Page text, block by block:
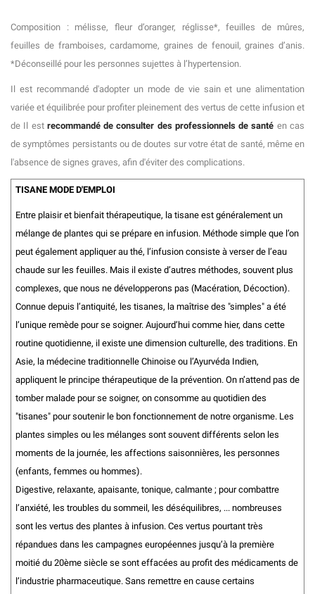
Composition : mélisse, fleur d’oranger, réglisse*, feuilles de mûres,
feuilles de framboises, cardamome, graines de fenouil, graines d’anis.
*Déconseillé pour les personnes sujettes à l’hypertension.
Il est recommandé d'adopter un mode de vie sain et une alimentation
variée et équilibrée pour profiter pleinement des vertus de cette infusion et
de Il est recommandé de consulter des professionnels de santé en cas
de symptômes persistants ou de doutes sur votre état de santé, même en
l'absence de signes graves, afin d'éviter des complications.
TISANE MODE D'EMPLOI
Entre plaisir et bienfait thérapeutique, la tisane est généralement un
mélange de plantes qui se prépare en infusion. Méthode simple que l’on
peut également appliquer au thé, l’infusion consiste à verser de l’eau
chaude sur les feuilles. Mais il existe d’autres méthodes, souvent plus
complexes, que nous ne développerons pas (Macération, Décoction).
Connue depuis l’antiquité, les tisanes, la maîtrise des "simples" a été
l’unique remède pour se soigner. Aujourd’hui comme hier, dans cette
routine quotidienne, il existe une dimension culturelle, des traditions. En
Asie, la médecine traditionnelle Chinoise ou l’Ayurvéda Indien,
appliquent le principe thérapeutique de la prévention. On n’attend pas de
tomber malade pour se soigner, on consomme au quotidien des
"tisanes" pour soutenir le bon fonctionnement de notre organisme. Les
plantes simples ou les mélanges sont souvent différents selon les
moments de la journée, les affections saisonnières, les personnes
(enfants, femmes ou hommes).
Digestive, relaxante, apaisante, tonique, calmante ; pour combattre
l’anxiété, les troubles du sommeil, les déséquilibres, ... nombreuses
sont les vertus des plantes à infusion. Ces vertus pourtant très
répandues dans les campagnes européennes jusqu’à la première
moitié du 20ème siècle se sont effacées au profit des médicaments de
l’industrie pharmaceutique. Sans remettre en cause certains